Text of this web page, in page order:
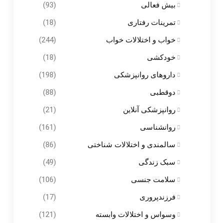
بیش فعالی
(93)
تمرینات رفتاری
(18)
خواب و اختلالات خواب
(244)
خودکشی
(18)
داروهای روانپزشکی
(198)
دوقطبی
(88)
روانپزشکی آنلاین
(21)
روانشناسی
(161)
سالمندی و اختلالات شناختی
(86)
سبک زندگی
(49)
سلامت جنسی
(106)
فرزندپروری
(17)
وسواس و اختلالات وابسته
(121)